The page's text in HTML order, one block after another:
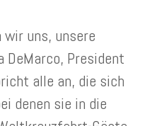
wir uns, unsere
DeMarco, President
alle an, die sich
denen sie in die